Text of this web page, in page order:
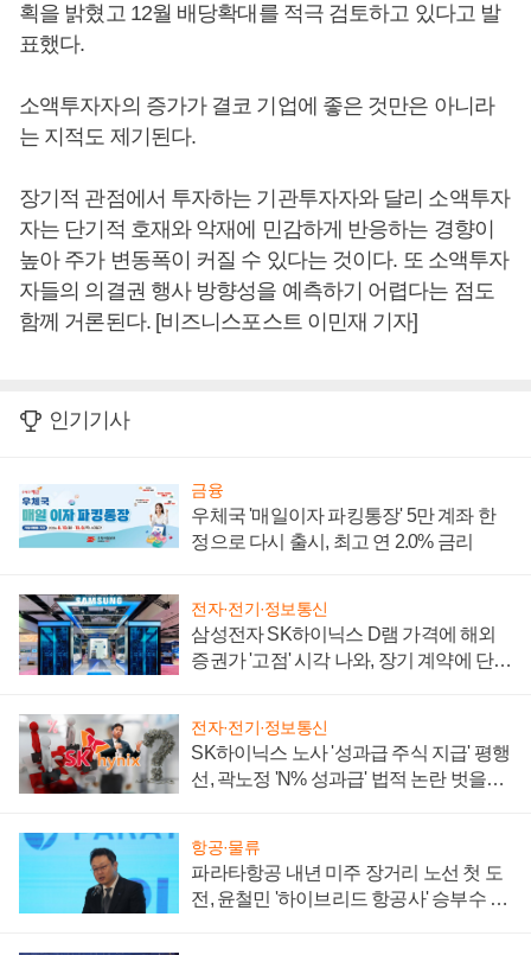
획을 밝혔고 12월 배당확대를 적극 검토하고 있다고 발
표했다.
소액투자자의 증가가 결코 기업에 좋은 것만은 아니라
는 지적도 제기된다.
장기적 관점에서 투자하는 기관투자자와 달리 소액투자
자는 단기적 호재와 악재에 민감하게 반응하는 경향이
높아 주가 변동폭이 커질 수 있다는 것이다. 또 소액투자
자들의 의결권 행사 방향성을 예측하기 어렵다는 점도
함께 거론된다. [비즈니스포스트 이민재 기자]
인기기사
금융
우체국 '매일이자 파킹통장' 5만 계좌 한
정으로 다시 출시, 최고 연 2.0% 금리
전자·전기·정보통신
삼성전자 SK하이닉스 D램 가격에 해외
증권가 '고점' 시각 나와, 장기 계약에 단점
전자·전기·정보통신
SK하이닉스 노사 '성과급 주식 지급' 평행
선, 곽노정 'N% 성과급' 법적 논란 벗을지
항공·물류
파라타항공 내년 미주 장거리 노선 첫 도
전, 윤철민 '하이브리드 항공사' 승부수 통